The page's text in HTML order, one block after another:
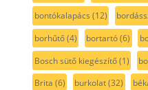
bontókalapács (12)
borhűtő(4) bortartó(6)
Bosch sütő kiegészítő(1)
Brita (6) burkolat(32)